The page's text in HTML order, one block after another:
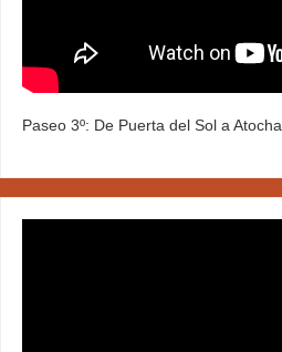
Paseo 3º: De Puerta del Sol a Atocha